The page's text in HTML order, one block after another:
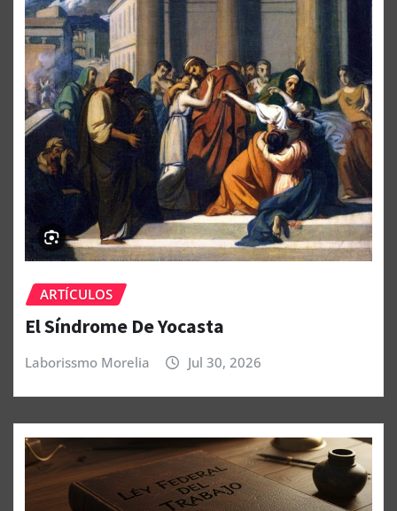
ARTÍCULOS
El Síndrome De Yocasta
Laborissmo Morelia Jul 30, 2026